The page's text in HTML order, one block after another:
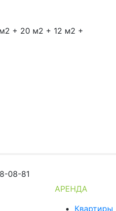
+ 20 м2 + 12 м2 +
08-81
АРЕНДА
Квартиры